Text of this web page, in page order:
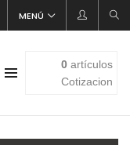
MENÚ
0artículos
Cotizacion